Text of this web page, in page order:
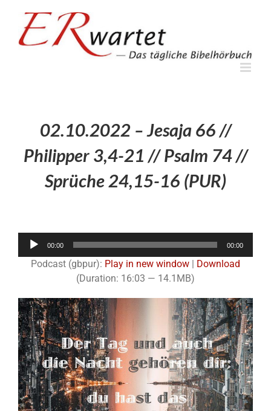
springen
02.10.2022 – Jesaja 66 //
Philipper 3,4-21 // Psalm 74 //
Sprüche 24,15-16 (PUR)
Audio-
00:00 00:00
Podcast (gbpur): Play in new window
Download
(Duration: 16:03 — 14.1MB)